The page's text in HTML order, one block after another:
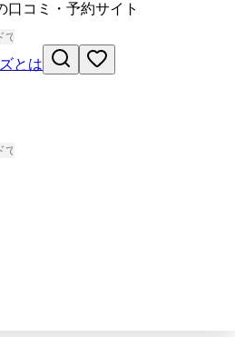
口コミ・予約サイト
とは